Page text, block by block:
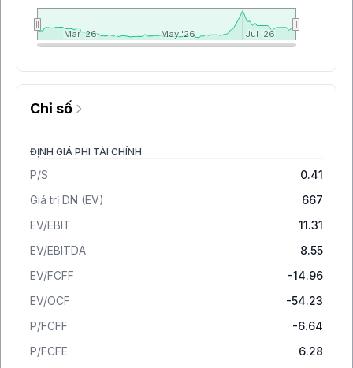
Mar '26
Mar '26 May '26
May '26 Jul '26
Jul '26
Chỉ số
ĐỊNH GIÁ PHI TÀI CHÍNH
P/S
0.41
Giá trị DN (EV)
667
EV/EBIT
11.31
EV/EBITDA
8.55
EV/FCFF
-14.96
EV/OCF
-54.23
P/FCFF
-6.64
P/FCFE
6.28